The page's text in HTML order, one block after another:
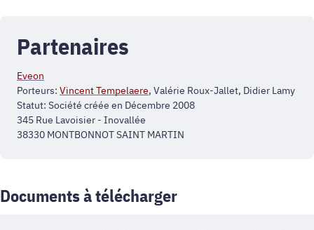
Partenaires
Eveon
Porteurs: Vincent Tempelaere, Valérie Roux-Jallet, Didier Lamy
Statut: Société créée en Décembre 2008
345 Rue Lavoisier - Inovallée
38330 MONTBONNOT SAINT MARTIN
Documents à télécharger